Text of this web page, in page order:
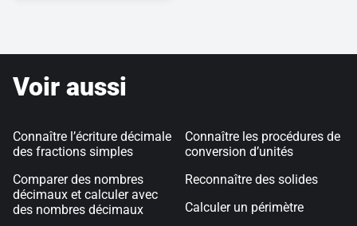
Voir aussi
Connaître l’écriture décimale
des fractions simples
Comparer des nombres
décimaux et calculer avec
des nombres décimaux
Connaître les procédures de
conversion d’unités
Reconnaître des solides
Calculer un périmètre